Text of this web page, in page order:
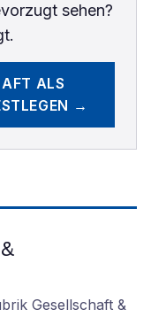
sehen?
ALS
→
Gesellschaft &